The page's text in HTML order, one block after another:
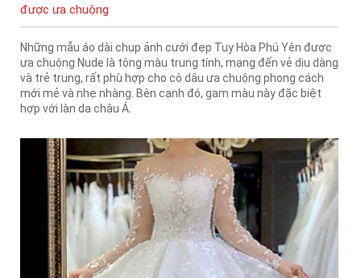
được ưa chuộng
Những mẫu áo dài chụp ảnh cưới đẹp Tuy Hòa Phú Yên được
ưa chuộng Nude là tông màu trung tính, mang đến vẻ dịu dàng
và trẻ trung, rất phù hợp cho cô dâu ưa chuộng phong cách
mới mẻ và nhẹ nhàng. Bên cạnh đó, gam màu này đặc biệt
hợp với làn da châu Á.